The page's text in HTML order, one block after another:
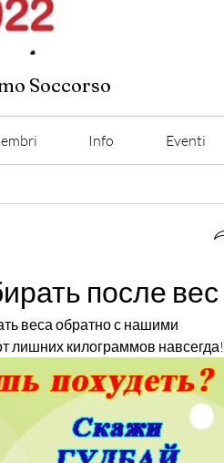
Soccorso
Info Eventi
после вес
веса обратно с нашими
лишних килограммов навсегда!